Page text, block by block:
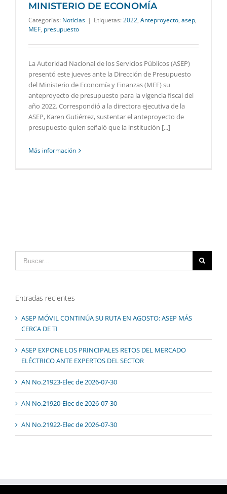
MINISTERIO DE ECONOMÍA
Categorías: Noticias | Etiquetas: 2022, Anteproyecto, asep,
MEF, presupuesto
La Autoridad Nacional de los Servicios Públicos (ASEP)
presentó este jueves ante la Dirección de Presupuesto
del Ministerio de Economía y Finanzas (MEF) su
anteproyecto de presupuesto para la vigencia fiscal del
año 2022. Correspondió a la directora ejecutiva de la
ASEP, Karen Gutiérrez, sustentar el anteproyecto de
presupuesto quien señaló que la institución [...]
Más información
Entradas recientes
ASEP MÓVIL CONTINÚA SU RUTA EN AGOSTO: ASEP MÁS
CERCA DE TI
ASEP EXPONE LOS PRINCIPALES RETOS DEL MERCADO
ELÉCTRICO ANTE EXPERTOS DEL SECTOR
AN No.21923-Elec de 2026-07-30
AN No.21920-Elec de 2026-07-30
AN No.21922-Elec de 2026-07-30